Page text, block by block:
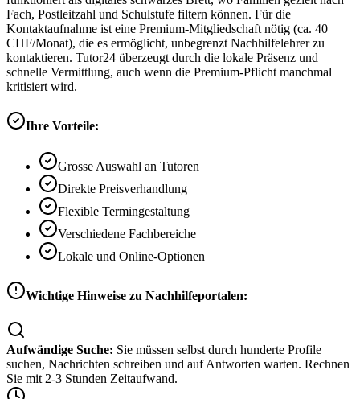
Fach, Postleitzahl und Schulstufe filtern können. Für die
Kontaktaufnahme ist eine Premium-Mitgliedschaft nötig (ca. 40
CHF/Monat), die es ermöglicht, unbegrenzt Nachhilfelehrer zu
kontaktieren. Tutor24 überzeugt durch die lokale Präsenz und
schnelle Vermittlung, auch wenn die Premium-Pflicht manchmal
kritisiert wird.
Ihre Vorteile:
Grosse Auswahl an Tutoren
Direkte Preisverhandlung
Flexible Termingestaltung
Verschiedene Fachbereiche
Lokale und Online-Optionen
Wichtige Hinweise zu Nachhilfeportalen:
Aufwändige Suche: Sie müssen selbst durch hunderte Profile
suchen, Nachrichten schreiben und auf Antworten warten. Rechnen
Sie mit 2-3 Stunden Zeitaufwand.